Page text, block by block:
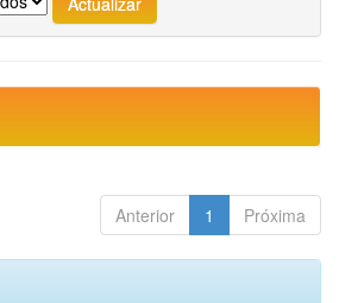
Anterior 1 Próxima